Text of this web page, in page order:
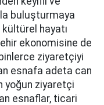
buluşturmaya
hayatı
ekonomisine de
ziyaretçiyi
esnafa adeta can
yoğun ziyaretçi
esnaflar, ticari